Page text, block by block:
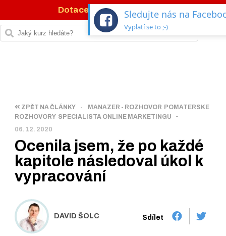
Dotace 77 %na IT kurzy →
ZPĚT NA ČLÁNKY- MANAZER - ROZHOVOR POMATERSKE
ROZHOVORY SPECIALISTA ONLINE MARKETINGU -
06. 12. 2020
Ocenila jsem, že po každé
kapitole následoval úkol k
vypracování
DAVID ŠOLC Sdílet
Sledujte nás na
Vyplatí se to ;-)